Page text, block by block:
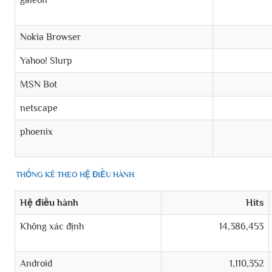
Nokia Browser
Yahoo! Slurp
MSN Bot
netscape
phoenix
THỐNG KÊ THEO HỆ ĐIỀU HÀNH
Hệ điều hành Hits
Không xác định 14,386,453
Android 1,110,352